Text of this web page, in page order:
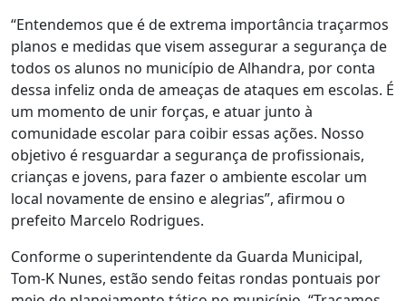
“Entendemos que é de extrema importância traçarmos
planos e medidas que visem assegurar a segurança de
todos os alunos no município de Alhandra, por conta
dessa infeliz onda de ameaças de ataques em escolas. É
um momento de unir forças, e atuar junto à
comunidade escolar para coibir essas ações. Nosso
objetivo é resguardar a segurança de profissionais,
crianças e jovens, para fazer o ambiente escolar um
local novamente de ensino e alegrias”, afirmou o
prefeito Marcelo Rodrigues.
Conforme o superintendente da Guarda Municipal,
Tom-K Nunes, estão sendo feitas rondas pontuais por